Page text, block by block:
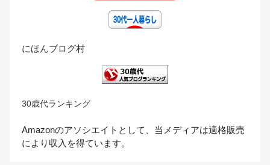
にほんブログ村
30歳代ランキング
Amazonのアソシエイトとして、当メディアは適格販売
により収入を得ています。